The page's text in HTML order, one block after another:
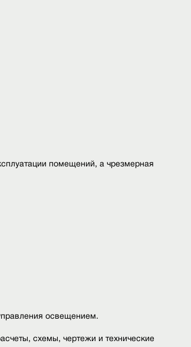
помещений, а чрезмерная
освещением.
схемы, чертежи и технические